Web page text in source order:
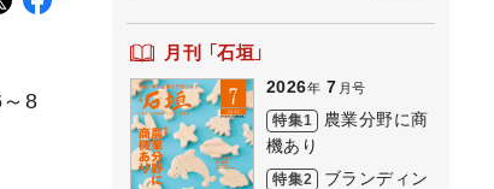
8
月刊 「石垣」
2026年 7 月号
特集1
農業分野に商
機あり
特集2
ブランディン